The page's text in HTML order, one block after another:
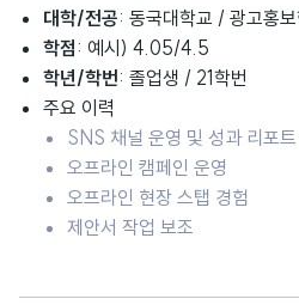
대학/전공: 동국대학교 / 광고홍
학점 : 예시) 4.05/4.5
학년/학번: 졸업생 / 21학번
주요 이력
SNS 채널 운영 및 성과 리포트
오프라인 캠페인 운영
오프라인 현장 스탭 경험
제안서 작업 보조